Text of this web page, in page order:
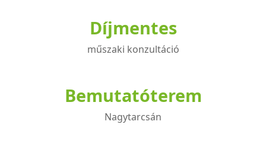
Díjmentes
műszaki konzultáció
Bemutatóterem
Nagytarcsán